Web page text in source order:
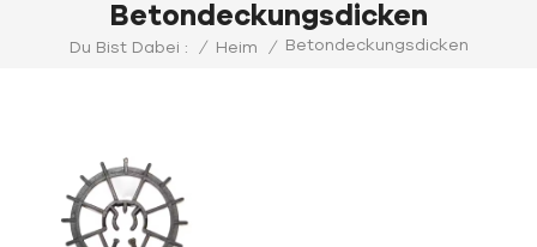
Betondeckungsdicken
Du Bist Dabei : / Heim / Betondeckungsdicken